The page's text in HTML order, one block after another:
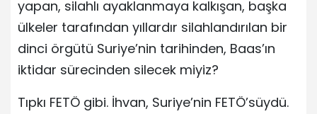
yapan, silahlı ayaklanmaya kalkışan, başka
ülkeler tarafından yıllardır silahlandırılan bir
dinci örgütü Suriye’nin tarihinden, Baas’ın
iktidar sürecinden silecek miyiz?
Tıpkı FETÖ gibi. İhvan, Suriye’nin FETÖ’süydü.